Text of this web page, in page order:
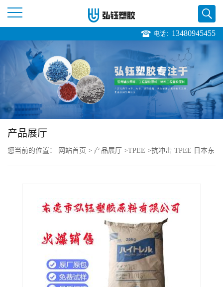
页
公
电话： 13480945455
产品展厅
您当前的位置： 网站首页 > 产品展厅 >TPEE >抗冲击 TPEE 日本东